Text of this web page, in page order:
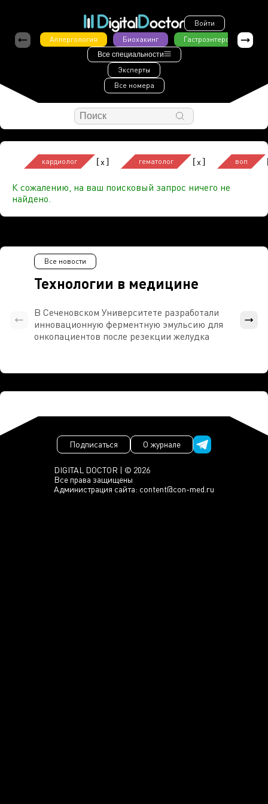
Войти
Аллергология
Биохакинг Гастроэнтерология
Все специальности
Эксперты
Все номера
кардиолог [x] гематолог [x] воп
К сожалению, на ваш поисковый запрос ничего не
найдено.
Технологии в медицине
Все новости
В Сеченовском Университете разработали
инновационную ферментную эмульсию для
онкопациентов после резекции желудка
DIGITAL DOCTOR | © 2026
Все права защищены
Администрация сайта: content@con-med.ru
Подписаться О журнале